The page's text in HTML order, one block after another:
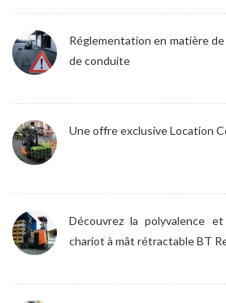
Réglementation en matière
de conduite
Une offre exclusive Location
Découvrez la polyvalence
chariot à mât rétractable BT